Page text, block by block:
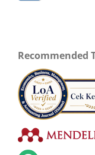
Recommended